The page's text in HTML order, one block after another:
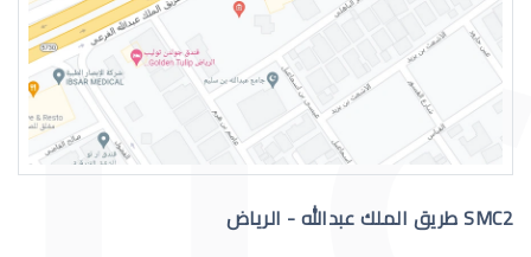
اعراض الشبكية في العين
SMC2 طريق الملك عبدالله - الرياض